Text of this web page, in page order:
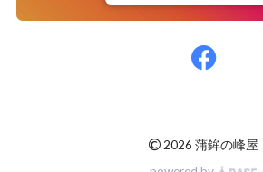
©2026 蒲鉾の峰屋